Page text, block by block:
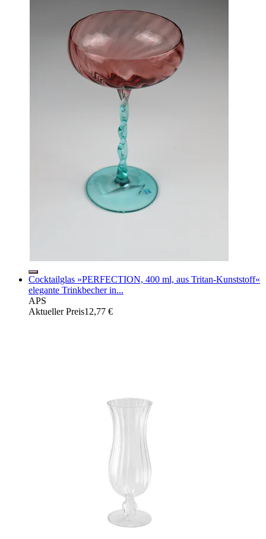
Cocktailglas »PERFECTION, 400 ml, aus Tritan-Kunststoff«
elegante Trinkbecher in...
APS
Aktueller Preis12,77 €